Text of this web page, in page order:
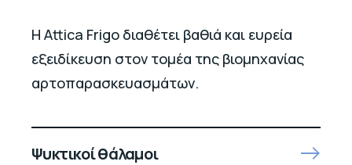
Η Attica Frigo διαθέτει βαθιά και ευρεία
εξειδίκευση στον τομέα της βιομηχανίας
αρτοπαρασκευασμάτων.
Ψυκτικοί θάλαμοι